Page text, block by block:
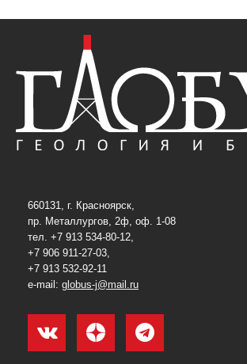
660131, г. Красноярск,
пр. Металлургов, 2ф, оф. 1-08
тел. +7 913 534-80-12,
+7 906 911-27-03,
+7 913 532-92-11
e-mail: globus-j@mail.ru